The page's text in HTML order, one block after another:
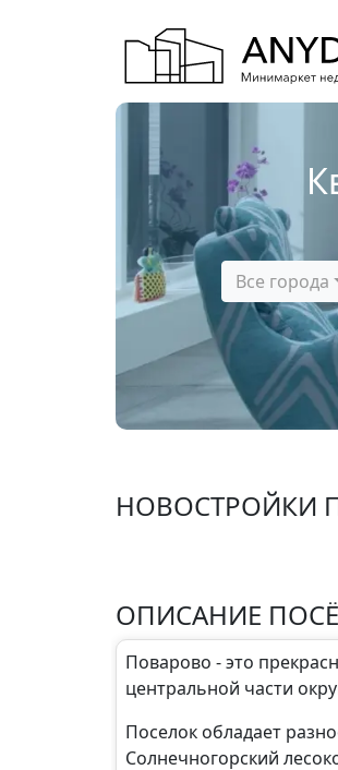
Все города
НОВОСТРОЙКИ
ОПИСАНИЕ
Поварово - это
центральной части
Поселок обладает
Солнечногорский